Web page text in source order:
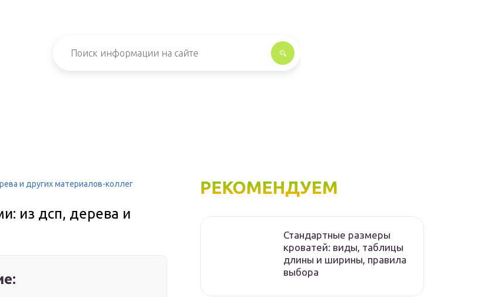
и других материалов-коллег
из дсп, дерева и
РЕКОМЕНДУЕМ
Стандартные размеры
кроватей: виды, таблицы
длины и ширины, правила
выбора